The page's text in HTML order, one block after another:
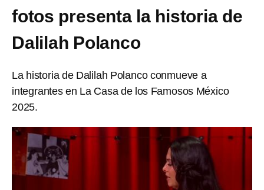
fotos presenta la historia de
Dalilah Polanco
La historia de Dalilah Polanco conmueve a
integrantes en La Casa de los Famosos México
2025.